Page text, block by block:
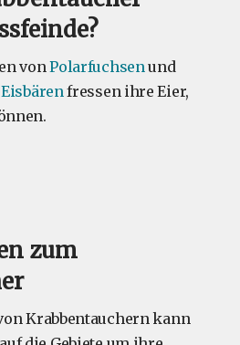
vonPolarfuchsenund
Eisbärenfressen ihre Eier,
zum
Krabbentauchern kann